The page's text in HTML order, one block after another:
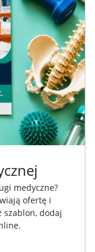
medyczne?
ofertę i
szablon, dodaj